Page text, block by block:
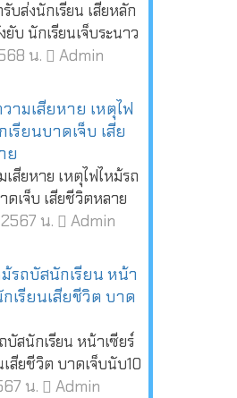
บส่งนักเรียน เสียหลัก
บ นักเรียนเจ็บระนาว
น. Admin
สียหาย เหตุไฟไหม้รถ
ดเจ็บ เสียชีวิตหลาย
น. Admin
บัสนักเรียน หน้าเซียร์
เสียชีวิต บาดเจ็บนับ10
น. Admin